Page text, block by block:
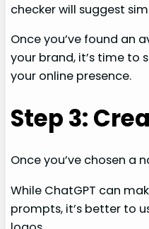
checker will suggest
Once you’ve found an
your brand, it’s time to
your online presence.
Step 3:
Once you’ve chosen a
While ChatGPT can
prompts, it’s better to